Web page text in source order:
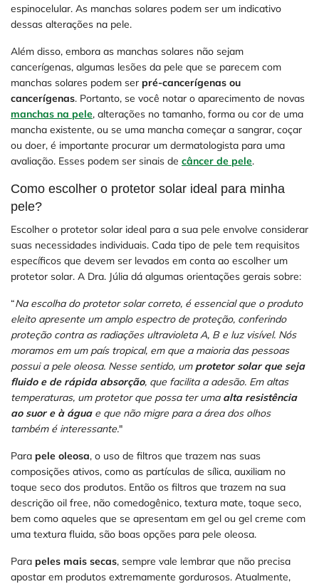
espinocelular. As manchas solares podem ser um indicativo
dessas alterações na pele.
Além disso, embora as manchas solares não sejam
cancerígenas, algumas lesões da pele que se parecem com
manchas solares podem ser pré-cancerígenas ou
cancerígenas. Portanto, se você notar o aparecimento de novas
manchas na pele, alterações no tamanho, forma ou cor de uma
mancha existente, ou se uma mancha começar a sangrar, coçar
ou doer, é importante procurar um dermatologista para uma
avaliação. Esses podem ser sinais de câncer de pele.
Como escolher o protetor solar ideal para minha
pele?
Escolher o protetor solar ideal para a sua pele envolve considerar
suas necessidades individuais. Cada tipo de pele tem requisitos
específicos que devem ser levados em conta ao escolher um
protetor solar. A Dra. Júlia dá algumas orientações gerais sobre:
“Na escolha do protetor solar correto, é essencial que o produto
eleito apresente um amplo espectro de proteção, conferindo
proteção contra as radiações ultravioleta A, B e luz visível. Nós
moramos em um país tropical, em que a maioria das pessoas
possui a pele oleosa. Nesse sentido, um protetor solar que seja
fluido e de rápida absorção, que facilita a adesão. Em altas
temperaturas, um protetor que possa ter uma alta resistência
ao suor e à água e que não migre para a área dos olhos
também é interessante."
Para pele oleosa, o uso de filtros que trazem nas suas
composições ativos, como as partículas de sílica, auxiliam no
toque seco dos produtos. Então os filtros que trazem na sua
descrição oil free, não comedogênico, textura mate, toque seco,
bem como aqueles que se apresentam em gel ou gel creme com
uma textura fluida, são boas opções para pele oleosa.
Para peles mais secas, sempre vale lembrar que não precisa
apostar em produtos extremamente gordurosos. Atualmente,